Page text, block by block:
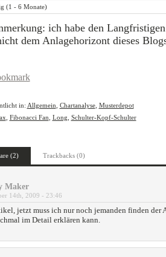
(1 - 6 Monate)
ich habe den
dem Anlagehorizont dieses
in: Allgemein Chartanalyse, Musterdepot
Fibonacci Fan Long Schulter-Kopf-Schulter
(2) Trackbacks (0)
Maker
14th, 2009 - 23:46
jetzt muss ich nur noch jemanden finden der
im Detail erklären kann.